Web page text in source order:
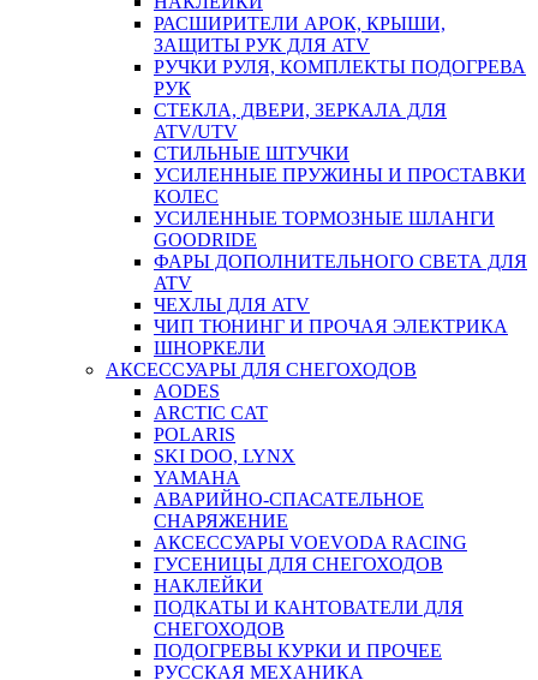
РАСШИРИТЕЛИ АРОК, КРЫШИ,
ЗАЩИТЫ РУК ДЛЯ ATV
РУЧКИ РУЛЯ, КОМПЛЕКТЫ ПОДОГРЕВА
РУК
СТЕКЛА, ДВЕРИ, ЗЕРКАЛА ДЛЯ
ATV/UTV
СТИЛЬНЫЕ ШТУЧКИ
УСИЛЕННЫЕ ПРУЖИНЫ И ПРОСТАВКИ
КОЛЕС
УСИЛЕННЫЕ ТОРМОЗНЫЕ ШЛАНГИ
GOODRIDE
ФАРЫ ДОПОЛНИТЕЛЬНОГО СВЕТА ДЛЯ
ATV
ЧЕХЛЫ ДЛЯ ATV
ЧИП ТЮНИНГ И ПРОЧАЯ ЭЛЕКТРИКА
ШНОРКЕЛИ
АКСЕССУАРЫ ДЛЯ СНЕГОХОДОВ
AODES
ARCTIC CAT
POLARIS
SKI DOO, LYNX
YAMAHA
АВАРИЙНО-СПАСАТЕЛЬНОЕ
СНАРЯЖЕНИЕ
АКСЕССУАРЫ VOEVODA RACING
ГУСЕНИЦЫ ДЛЯ СНЕГОХОДОВ
НАКЛЕЙКИ
ПОДКАТЫ И КАНТОВАТЕЛИ ДЛЯ
СНЕГОХОДОВ
ПОДОГРЕВЫ КУРКИ И ПРОЧЕЕ
РУССКАЯ МЕХАНИКА